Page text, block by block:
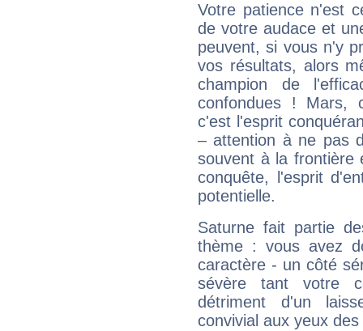
Votre patience n'est
de votre audace et
peuvent, si vous n'y
vos résultats, alors
champion de
confondues ! Mars,
c'est l'esprit
– attention à ne pas
souvent à la frontière
conquête, l'esprit
potentielle.
Saturne fait partie
thème : vous avez
caractère - un côté
sévère tant votre
détriment d'un
convivial aux yeux